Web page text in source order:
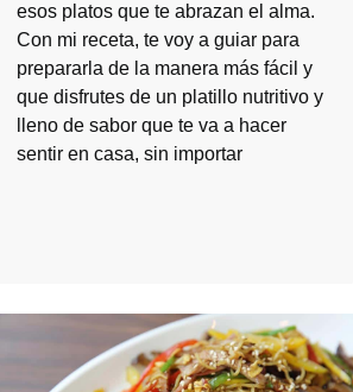
esos platos que te abrazan el alma.
Con mi receta, te voy a guiar para
prepararla de la manera más fácil y
que disfrutes de un platillo nutritivo y
lleno de sabor que te va a hacer
sentir en casa, sin importar